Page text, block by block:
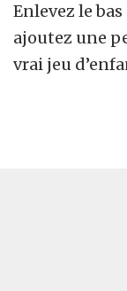
Enlevez le
ajoutez une
vrai jeu